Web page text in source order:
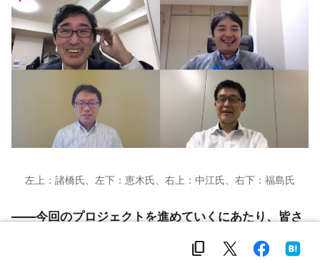
左上：諸橋氏、左下：恵木氏、右上：中江氏、右下：福島氏
――今回のプロジェクトを進めていくにあたり、皆さ
んの役割や使った技術、感じた課題や「やりがい」を
content_copy